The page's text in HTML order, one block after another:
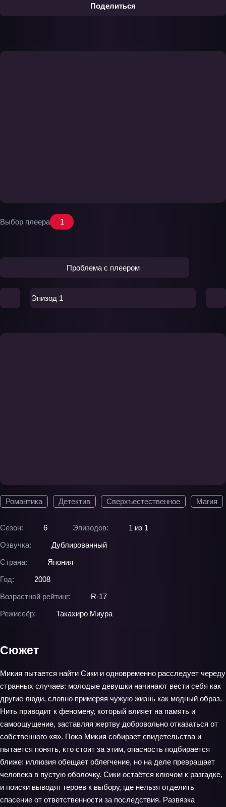
Поделиться
Романтика Детектив Сверхъестественное Магия
Сезон: 6 Эпизодов:
1 из 1
Озвучка:
Дублированный
Страна:
Япония
Год:
2008
Возрастной рейтинг:
R-17
Режиссёр:
Такахиро Миура
Выбор плеера 1
Проблема с плеером
Эпизод 1
Сюжет
Микия пытается найти Сики и одновременно расследует череду
странных случаев: молодые девушки начинают вести себя как
другие люди, словно примеряя чужую жизнь как модный образ.
Нить приводит к феномену, который влияет на память и
самоощущение, заставляя жертву добровольно отказаться от
собственного «я». Пока Микия собирает свидетельства и
пытается понять, кто стоит за этим, опасность подбирается
ближе: иллюзия обещает облегчение, но на деле превращает
человека в пустую оболочку. Сики остаётся ключом к разгадке,
и поиски выводят героев к выбору, где нельзя отделить
спасение от ответственности за последствия. Развязка